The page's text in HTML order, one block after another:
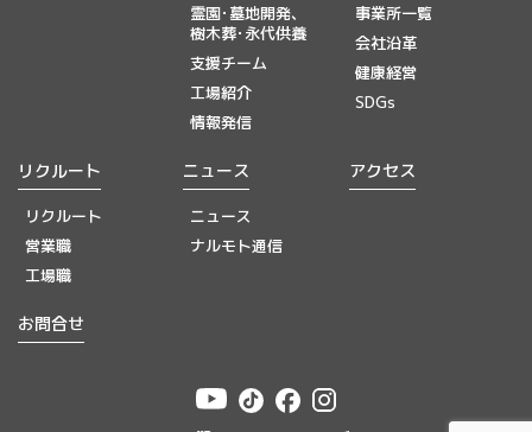
霊園･墓地開発、
樹木葬･永代供養
支援チーム
工場紹介
情報発信
事業所一覧
会社沿革
健康経営
SDGs
リクルート
リクルート
営業職
工場職
ニュース
ニュース
ナルモト通信
アクセス
お問合せ